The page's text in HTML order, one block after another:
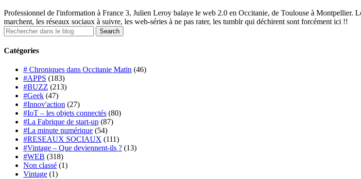
Professionnel de l'information à France 3, Julien Leroy balaye le web 2.0 en Occitanie, de Toulouse à Montpellier.
marchent, les réseaux sociaux à suivre, les web-séries à ne pas rater, les tumblr qui déchirent sont forcément ici !!
Catégories
# Chroniques dans Occitanie Matin (46)
#APPS (183)
#BUZZ (213)
#Geek (47)
#Innov'action (27)
#IoT – les objets connectés (80)
#La Fabrique de start-up (87)
#La minute numérique (54)
#RESEAUX SOCIAUX (111)
#Vintage – Que deviennent-ils ? (13)
#WEB (318)
Non classé (1)
Vintage (1)